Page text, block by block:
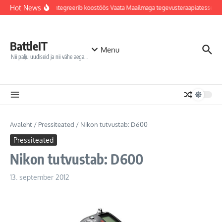
Sisu juurde
Hot News
Jõhvi haigla integreerib koostöös Vaata Maailmaga tegevusteraapiatesse
BattleIT
Nii palju uudiseid ja nii vähe aega…
Menu
Avaleht / Pressiteated / Nikon tutvustab: D600
Pressiteated
Nikon tutvustab: D600
13. september 2012